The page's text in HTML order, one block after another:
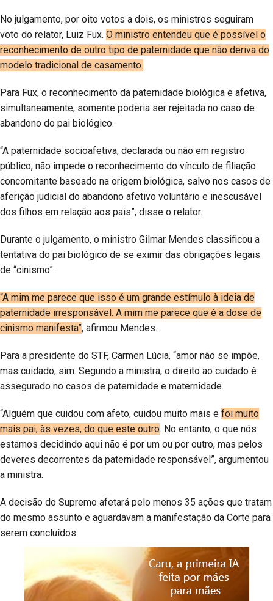
No julgamento, por oito votos a dois, os ministros seguiram
voto do relator, Luiz Fux. O ministro entendeu que é possível o
reconhecimento de outro tipo de paternidade que não deriva do
modelo tradicional de casamento.
Para Fux, o reconhecimento da paternidade biológica e afetiva,
simultaneamente, somente poderia ser rejeitada no caso de
abandono do pai biológico.
“A paternidade socioafetiva, declarada ou não em registro
público, não impede o reconhecimento do vínculo de filiação
concomitante baseado na origem biológica, salvo nos casos de
aferição judicial do abandono afetivo voluntário e inescusável
dos filhos em relação aos pais”, disse o relator.
Durante o julgamento, o ministro Gilmar Mendes classificou a
tentativa do pai biológico de se eximir das obrigações legais
de “cinismo”.
“A mim me parece que isso é um grande estímulo à ideia de
paternidade irresponsável. A mim me parece que é a dose de
cinismo manifesta”, afirmou Mendes.
Para a presidente do STF, Carmen Lúcia, “amor não se impõe,
mas cuidado, sim. Segundo a ministra, o direito ao cuidado é
assegurado no casos de paternidade e maternidade.
“Alguém que cuidou com afeto, cuidou muito mais e foi muito
mais pai, às vezes, do que este outro. No entanto, o que nós
estamos decidindo aqui não é por um ou por outro, mas pelos
deveres decorrentes da paternidade responsável”, argumentou
a ministra.
A decisão do Supremo afetará pelo menos 35 ações que tratam
do mesmo assunto e aguardavam a manifestação da Corte para
serem concluídos.